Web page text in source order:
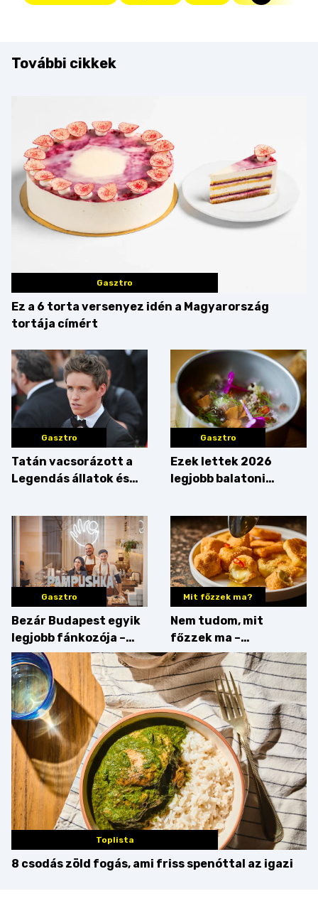
További cikkek
Gasztro
Ez a 6 torta versenyez idén a Magyarország
tortája címért
Gasztro
Tatán vacsorázott a
Legendás állatok és
Gasztro
Ezek lettek 2026
legjobb balatoni
végigkóstoltuk a
győzteseket
Gasztro
Bezár Budapest egyik
legjobb fánkozója –
búcsúzik a Pampushka
Mit főzzek ma?
Nem tudom, mit
főzzek ma –
Főszerepben a
camembert
Toplista
8 csodás zöld fogás, ami friss spenóttal az igazi